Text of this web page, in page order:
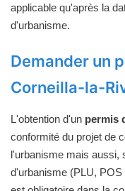
applicable qu'après la
d'urbanisme.
Demander un
Corneilla-la-
L'obtention d'un permis
conformité du projet de
l'urbanisme mais aussi,
d'urbanisme (PLU,